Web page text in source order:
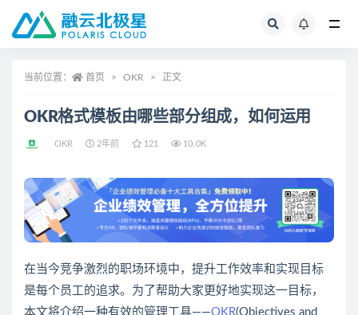
当前位置： 首页 OKR 正文
OKR格式模板由哪些部分组成，如何运用
OKR 2年前 121 10.0K
在当今竞争激烈的职场环境中，提升工作效率和实现目标
是每个员工的追求。为了帮助大家更好地实现这一目标，
本文将介绍一种有效的管理工具——OKR(Objectives and